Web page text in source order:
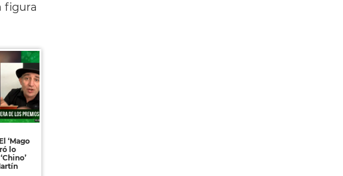
figura
‘Mago
lo